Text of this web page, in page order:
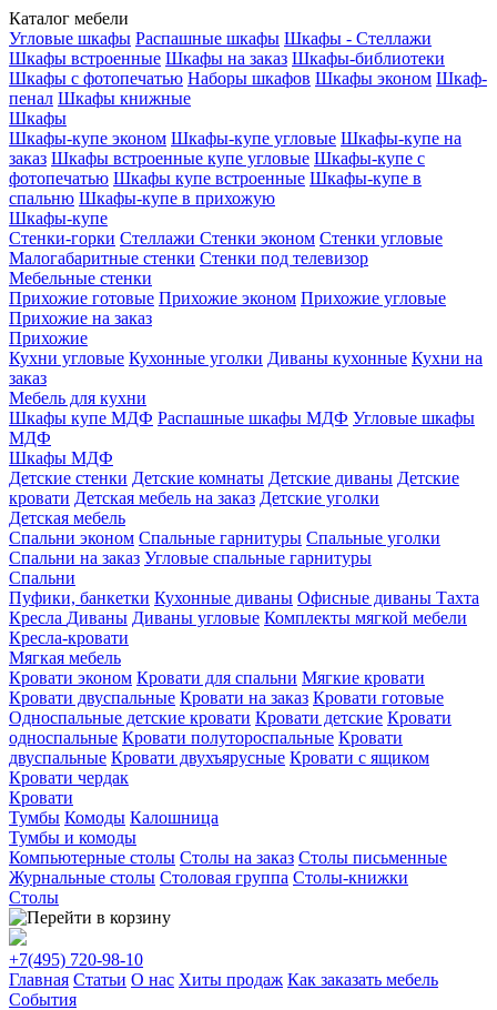
Каталог мебели
Угловые шкафы Распашные шкафы Шкафы - Стеллажи
Шкафы встроенные Шкафы на заказ Шкафы-библиотеки
Шкафы с фотопечатью Наборы шкафов Шкафы эконом Шкаф-
пенал Шкафы книжные
Шкафы
Шкафы-купе эконом Шкафы-купе угловые Шкафы-купе на
заказ Шкафы встроенные купе угловые Шкафы-купе с
фотопечатью Шкафы купе встроенные Шкафы-купе в
спальню Шкафы-купе в прихожую
Шкафы-купе
Стенки-горки Стеллажи Стенки эконом Стенки угловые
Малогабаритные стенки Стенки под телевизор
Мебельные стенки
Прихожие готовые Прихожие эконом Прихожие угловые
Прихожие на заказ
Прихожие
Кухни угловые Кухонные уголки Диваны кухонные Кухни на
заказ
Мебель для кухни
Шкафы купе МДФ Распашные шкафы МДФ Угловые шкафы
МДФ
Шкафы МДФ
Детские стенки Детские комнаты Детские диваны Детские
кровати Детская мебель на заказ Детские уголки
Детская мебель
Спальни эконом Спальные гарнитуры Спальные уголки
Спальни на заказ Угловые спальные гарнитуры
Спальни
Пуфики, банкетки Кухонные диваны Офисные диваны Тахта
Кресла Диваны Диваны угловые Комплекты мягкой мебели
Кресла-кровати
Мягкая мебель
Кровати эконом Кровати для спальни Мягкие кровати
Кровати двуспальные Кровати на заказ Кровати готовые
Односпальные детские кровати Кровати детские Кровати
односпальные Кровати полутороспальные Кровати
двуспальные Кровати двухъярусные Кровати с ящиком
Кровати чердак
Кровати
Тумбы Комоды Калошница
Тумбы и комоды
Компьютерные столы Столы на заказ Столы письменные
Журнальные столы Столовая группа Столы-книжки
Столы
+7(495) 720-98-10
Главная Статьи О нас Хиты продаж Как заказать мебель
События